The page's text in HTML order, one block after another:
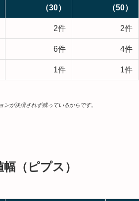
（30）
（50）
2件 2件
6件 4件
1件 1件
ンが決済されず残っているからです。
（ピプス）